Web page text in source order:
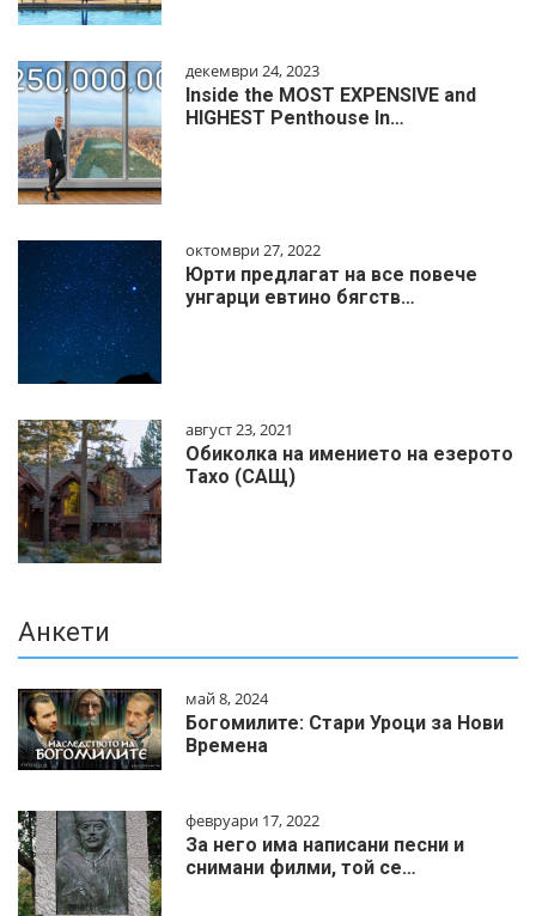
декември 24, 2023
Inside the MOST EXPENSIVE and
HIGHEST Penthouse In…
октомври 27, 2022
Юрти предлагат на все повече
унгарци евтино бягств…
август 23, 2021
Обиколка на имението на езерото
Тахо (САЩ)
Анкети
май 8, 2024
Богомилите: Стари Уроци за Нови
Времена
февруари 17, 2022
За него има написани песни и
снимани филми, той се…